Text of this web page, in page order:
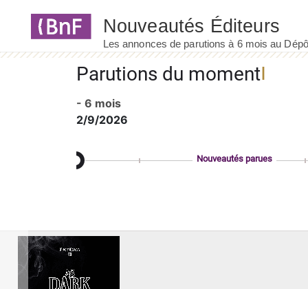
Parutions du moment
- 6 mois
2/9/2026
Nouveautés parues